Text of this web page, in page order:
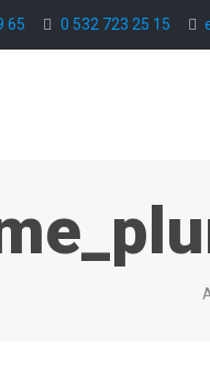
65 0 532 723 25 15